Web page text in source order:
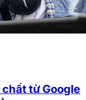
chất từ Google